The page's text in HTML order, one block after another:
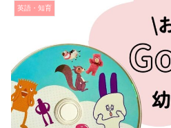
英語・知育